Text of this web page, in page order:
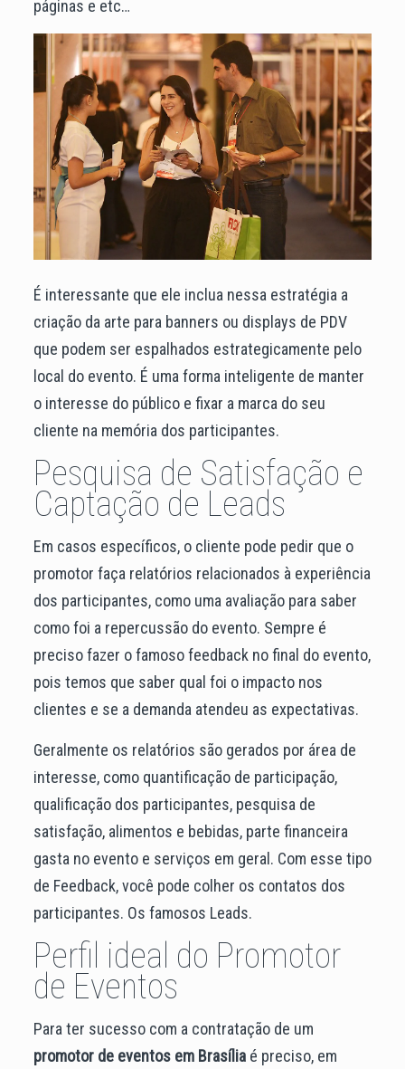
páginas e etc…
É interessante que ele inclua nessa estratégia a
criação da arte para banners ou displays de PDV
que podem ser espalhados estrategicamente pelo
local do evento. É uma forma inteligente de manter
o interesse do público e fixar a marca do seu
cliente na memória dos participantes.
Pesquisa de Satisfação e
Captação de Leads
Em casos específicos, o cliente pode pedir que o
promotor faça relatórios relacionados à experiência
dos participantes, como uma avaliação para saber
como foi a repercussão do evento. Sempre é
preciso fazer o famoso feedback no final do evento,
pois temos que saber qual foi o impacto nos
clientes e se a demanda atendeu as expectativas.
Geralmente os relatórios são gerados por área de
interesse, como quantificação de participação,
qualificação dos participantes, pesquisa de
satisfação, alimentos e bebidas, parte financeira
gasta no evento e serviços em geral. Com esse tipo
de Feedback, você pode colher os contatos dos
participantes. Os famosos Leads.
Perfil ideal do Promotor
de Eventos
Para ter sucesso com a contratação de um
promotor de eventos em Brasíliaé preciso, em